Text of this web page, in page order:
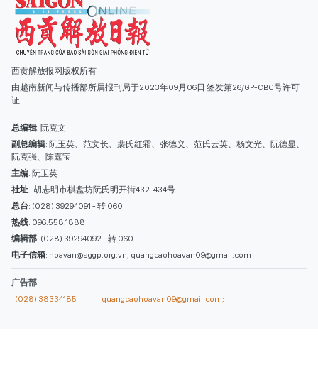
西贡解放报网版权所有
由越南新闻与传播部所属报刊局于2023年09月06日 签发第26/GP-CBC号许可
证
总编辑
副总编辑: 阮玉英、范文长、裴氏红霜、张德义、范氏云英、杨文光、阮德显、